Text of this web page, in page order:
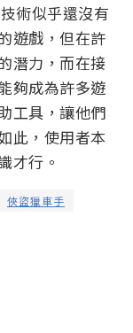
術似乎還沒有
遊戲，但在許
潛力，而在接
夠成為許多遊
工具，讓他們
此，使用者本
才行。
俠盜獵車手